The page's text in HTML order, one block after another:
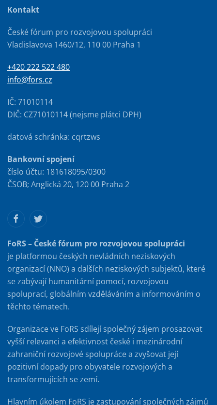
Kontakt
České fórum pro rozvojovou spolupráci
Vladislavova 1460/12, 110 00 Praha 1
+420 222 522 480
info@fors.cz
IČ: 71010114
DIČ: CZ71010114 (nejsme plátci DPH)
datová schránka: cqrtzws
Bankovní spojení
číslo účtu: 181618095/0300
ČSOB; Anglická 20, 120 00 Praha 2
FoRS – České fórum pro rozvojovou spolupráci
je platformou českých nevládních neziskových
organizací (NNO) a dalších neziskových subjektů, které
se zabývají humanitární pomocí, rozvojovou
spoluprací, globálním vzděláváním a informováním o
těchto tématech.
Organizace ve FoRS sdílejí společný zájem prosazovat
vyšší relevanci a efektivnost české i mezinárodní
zahraniční rozvojové spolupráce a zvyšovat její
pozitivní dopady pro obyvatele rozvojových a
transformujících se zemí.
Hlavním úkolem FoRS je zastupování společných zájmů